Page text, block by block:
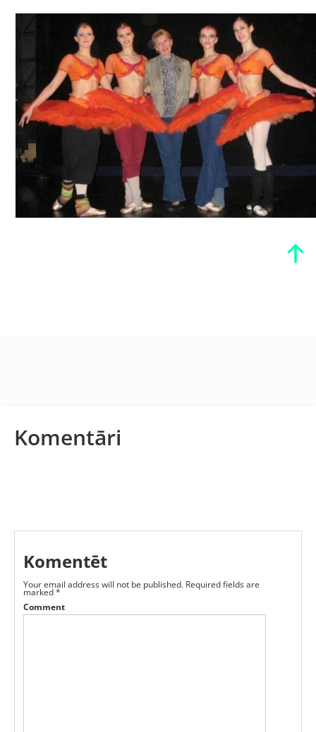
Komentāri
Komentēt
Your email address will not be published. Required fields are
marked*
Comment